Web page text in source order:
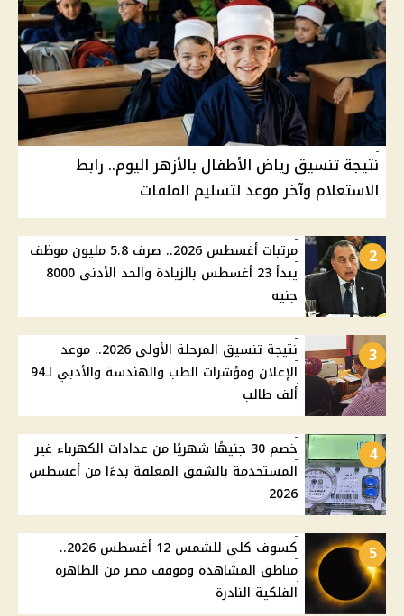
نتيجة تنسيق رياض الأطفال بالأزهر اليوم.. رابط
الاستعلام وآخر موعد لتسليم الملفات
2
مرتبات أغسطس 2026.. صرف 5.8 مليون موظف
يبدأ 23 أغسطس بالزيادة والحد الأدنى 8000
جنيه
3
نتيجة تنسيق المرحلة الأولى 2026.. موعد
الإعلان ومؤشرات الطب والهندسة والأدبي لـ94
ألف طالب
4
خصم 30 جنيهًا شهريًا من عدادات الكهرباء غير
المستخدمة بالشقق المغلقة بدءًا من أغسطس
2026
5
كسوف كلي للشمس 12 أغسطس 2026..
مناطق المشاهدة وموقف مصر من الظاهرة
الفلكية النادرة